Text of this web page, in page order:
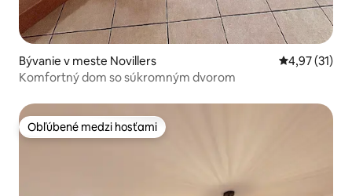
Bývanie v meste Novillers Priemerné
4,97 (31)
Komfortný dom so súkromným dvorom
Obľúbené medzi hosťami
Obľúbené medzi hosťami